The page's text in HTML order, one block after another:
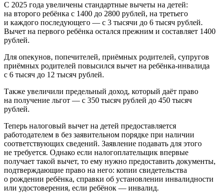
С 2025 года увеличены стандартные вычеты на детей:
на второго ребёнка с 1400 до 2800 рублей, на третьего
и каждого последующего — с 3 тысячи до 6 тысяч рублей.
Вычет на первого ребёнка остался прежним и составляет 1400
рублей.
Для опекунов, попечителей, приёмных родителей, супругов
приёмных родителей повысился вычет на ребёнка-инвалида
с 6 тысяч до 12 тысяч рублей.
Также увеличили предельный доход, который даёт право
на получение льгот — с 350 тысяч рублей до 450 тысяч
рублей.
Теперь налоговый вычет на детей предоставляется
работодателем в без заявительном порядке при наличии
соответствующих сведений. Заявление подавать для этого
не требуется. Однако если налогоплательщик впервые
получает такой вычет, то ему нужно предоставить документы,
подтверждающие право на него: копии свидетельства
о рождении ребёнка, справки об установлении инвалидности
или удостоверения, если ребёнок — инвалид.